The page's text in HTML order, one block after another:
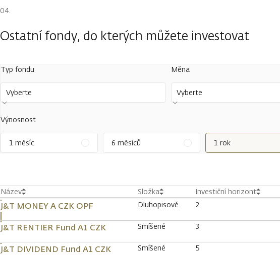
Ostatní fondy, do kterých můžete investovat
Typ fondu
Vyberte
Měna
Vyberte
Výnosnost
1 měsíc 6 měsíců 1 rok
Název Složka Investiční horizont
J&T MONEY A CZK OPF Dluhopisové 2
J&T RENTIER Fund A1 CZK Smíšené 3
J&T DIVIDEND Fund A1 CZK Smíšené 5